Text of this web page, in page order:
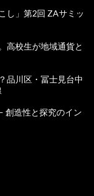
し」第2回 ZAサミッ
高校生が地域通貨と
品川区・冨士見台中
創造性と探究のイン